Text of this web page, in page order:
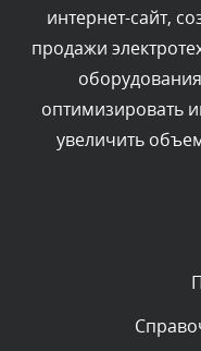
Комментарий
Текст комментария
администратором.
Комментарий
Текст комментария
Комментарий
Текст комментария
администратором.
интернет-сайт,
продажи
оптимизировать
увеличить